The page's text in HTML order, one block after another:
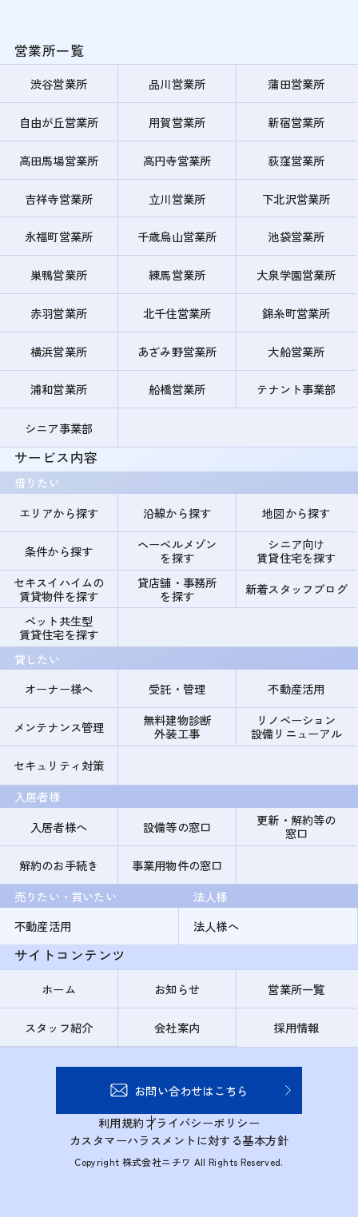
営業所一覧
渋谷営業所 品川営業所 蒲田営業所
自由が丘営業所 用賀営業所 新宿営業所
高田馬場営業所 高円寺営業所 荻窪営業所
吉祥寺営業所 立川営業所 下北沢営業所
永福町営業所 千歳烏山営業所 池袋営業所
巣鴨営業所 練馬営業所 大泉学園営業所
赤羽営業所 北千住営業所 錦糸町営業所
横浜営業所 あざみ野営業所 大船営業所
浦和営業所 船橋営業所 テナント事業部
シニア事業部
サービス内容
借りたい
エリアから探す
沿線から探す 地図から探す
条件から探す
ヘーベルメゾン
を探す
シニア向け
賃貸住宅を探す
セキスイハイムの
賃貸物件を探す
貸店舗・事務所
を探す
新着スタッフブログ
ペット共生型
賃貸住宅を探す
貸したい
オーナー様へ
受託・管理 不動産活用
メンテナンス管理
無料建物診断
外装工事
リノベーション
設備リニューアル
セキュリティ対策
入居者様
入居者様へ
設備等の窓口
更新・解約等の
窓口
解約のお手続き
事業用物件の窓口
売りたい・買いたい
不動産活用
法人様
法人様へ
サイトコンテンツ
ホーム お知らせ 営業所一覧
スタッフ紹介 会社案内 採用情報
お問い合わせはこちら
利用規約プライバシーポリシー
カスタマーハラスメントに対する基本方針
Copyright 株式会社ニチワ All Rights Reserved.